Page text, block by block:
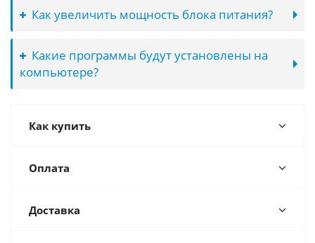
Как увеличить мощность блока питания?
Какие программы будут установлены на
компьютере?
Как купить
Оплата
Доставка